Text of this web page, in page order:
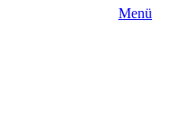
Menü